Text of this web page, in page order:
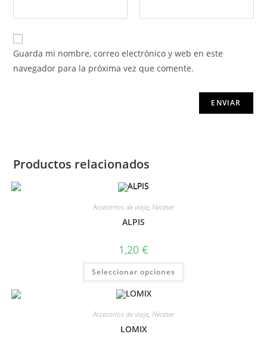
Guarda mi nombre, correo electrónico y web en este
navegador para la próxima vez que comente.
Productos relacionados
Accesorios de viaje, Neceser
ALPIS
1,20 €
Seleccionar opciones
Accesorios de viaje, Neceser
LOMIX